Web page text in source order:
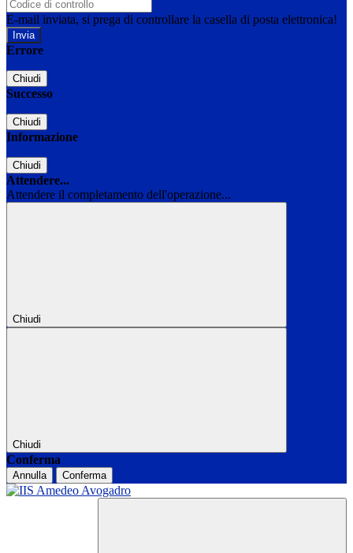
E-mail inviata, si prega di controllare la casella di posta elettronica!
Errore
Chiudi
Successo
Chiudi
Informazione
Chiudi
Attendere...
Attendere il completamento dell'operazione...
Chiudi
Chiudi
Conferma
Annulla Conferma